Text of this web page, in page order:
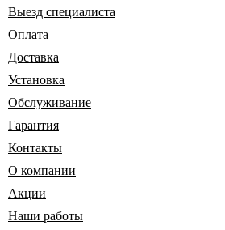
Выезд специалиста
Оплата
Доставка
Установка
Обслуживание
Гарантия
Контакты
О компании
Акции
Наши работы